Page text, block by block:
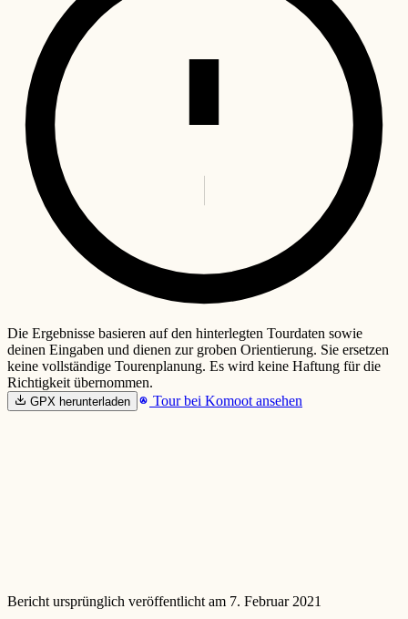
Die Ergebnisse basieren auf den hinterlegten Tourdaten sowie
deinen Eingaben und dienen zur groben Orientierung. Sie ersetzen
keine vollständige Tourenplanung. Es wird keine Haftung für die
Richtigkeit übernommen.
GPX herunterladen Tour bei Komoot ansehen
Bericht ursprünglich veröffentlicht am 7. Februar 2021